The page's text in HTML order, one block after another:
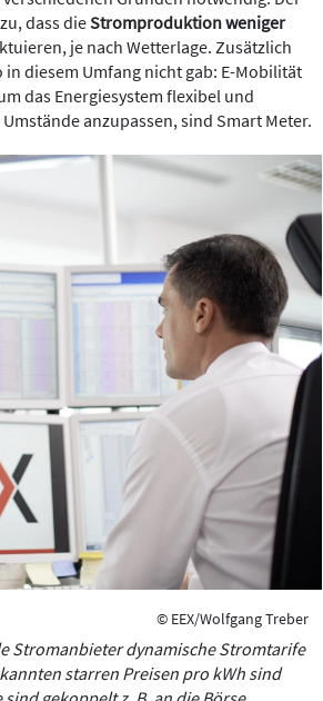
dass dieStromproduktion weniger
je nach Wetterlage. Zusätzlich
diesem Umfang nicht gab: E-Mobilität
das Energiesystem flexibel und
anzupassen, sind Smart Meter.
© EEX/Wolfgang Treber
Stromanbieter dynamische Stromtarife
starren Preisen pro kWh sind